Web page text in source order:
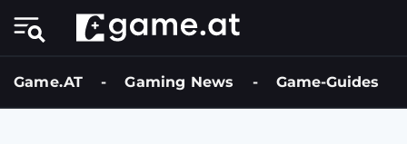
Game.AT - Gaming News - Game-Guides